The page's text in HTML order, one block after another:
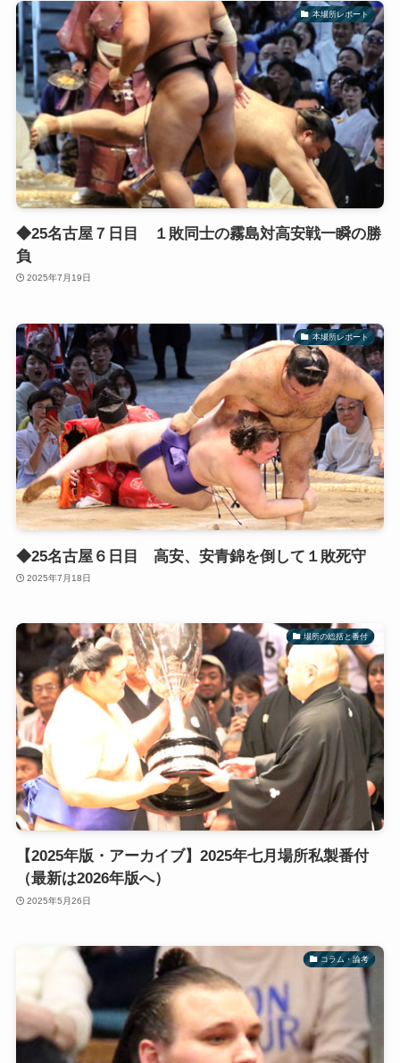
本場所レポート
◆25名古屋７日目 １敗同士の霧島対高安戦一瞬の勝
負
2025年7月19日
本場所レポート
◆25名古屋６日目 高安、安青錦を倒して１敗死守
2025年7月18日
場所の総括と番付
【2025年版・アーカイブ】2025年七月場所私製番付
（最新は2026年版へ）
2025年5月26日
コラム・論考